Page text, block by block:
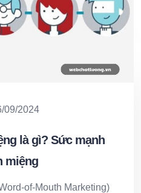
09/2024
là gì? Sức mạnh
miệng
of-Mouth Marketing)